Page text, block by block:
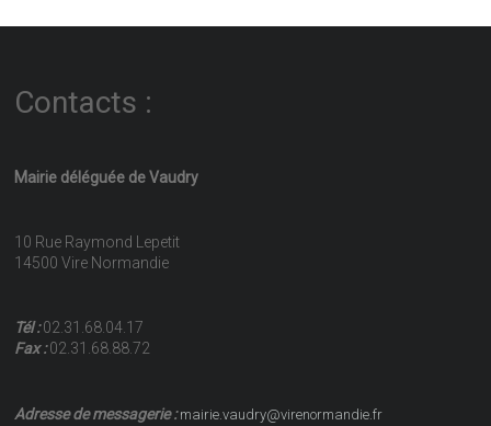
Contacts :
Mairie déléguée de Vaudry
10 Rue Raymond Lepetit
14500 Vire Normandie
Tél :02.31.68.04.17
Fax :02.31.68.88.72
Adresse de messagerie :mairie.vaudry@virenormandie.fr